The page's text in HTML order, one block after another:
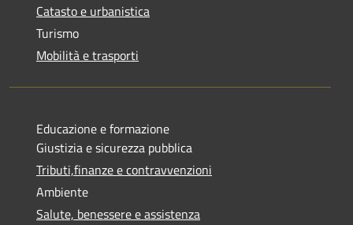
Catasto e urbanistica
Turismo
Mobilità e trasporti
Educazione e formazione
Giustizia e sicurezza pubblica
Tributi,finanze e contravvenzioni
Ambiente
Salute, benessere e assistenza